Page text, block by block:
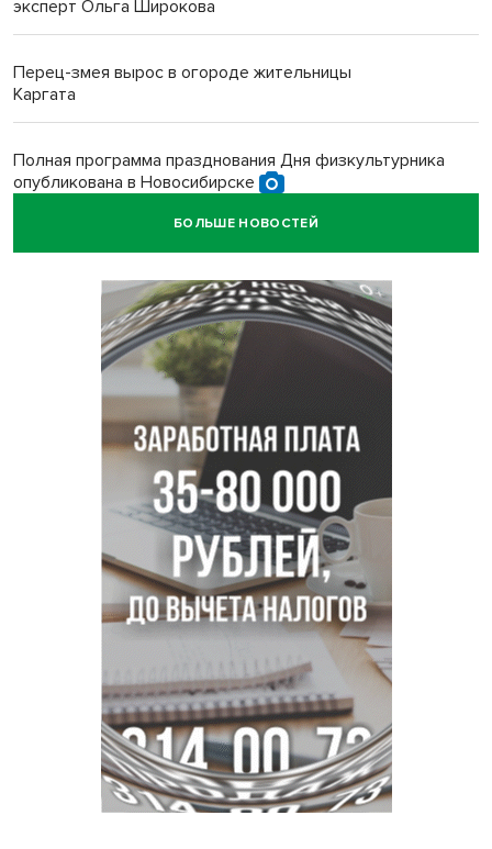
эксперт Ольга Широкова
Перец-змея вырос в огороде жительницы
Каргата
Полная программа празднования Дня физкультурника
опубликована в Новосибирске
БОЛЬШЕ НОВОСТЕЙ